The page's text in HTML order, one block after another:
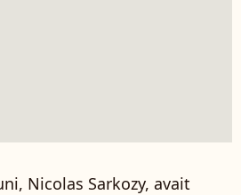
Nicolas Sarkozy, avait